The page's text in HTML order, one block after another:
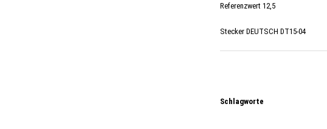
Referenzwert 12,5
Stecker DEUTSCH DT15-04
Schlagworte